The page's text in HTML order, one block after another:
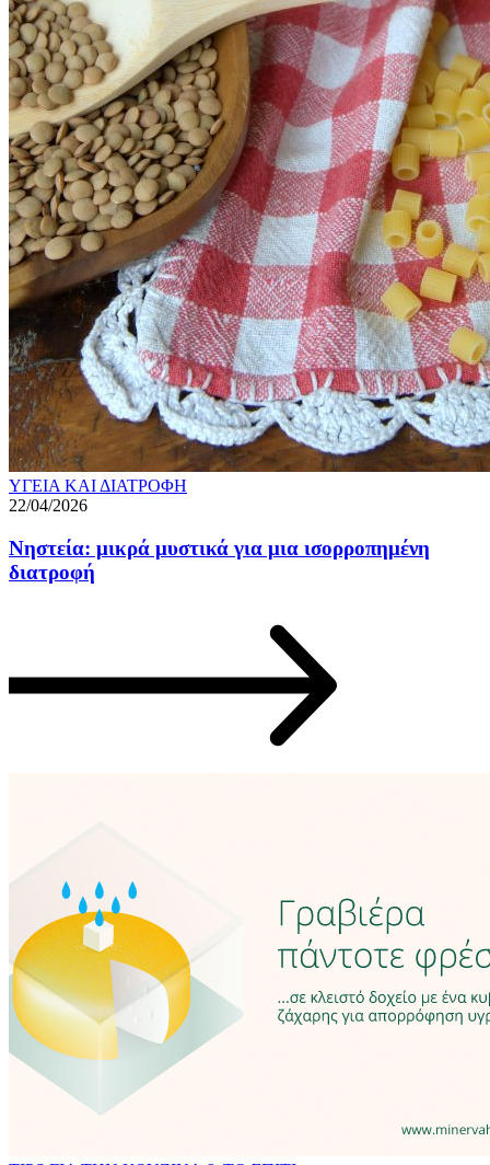
ΥΓΕΙΑ ΚΑΙ ΔΙΑΤΡΟΦΗ
22/04/2026
Νηστεία: μικρά μυστικά για μια ισορροπημένη
διατροφή